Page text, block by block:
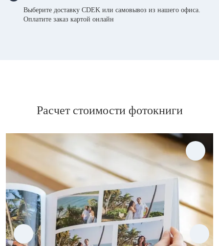
Выберите доставку CDEK или самовывоз из нашего офиса.
Оплатите заказ картой онлайн
Расчет стоимости фотокниги